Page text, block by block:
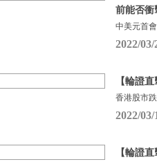
前能否衝
中美元首
2022/03/
【輪證
香港股市
2022/03/
【輪證